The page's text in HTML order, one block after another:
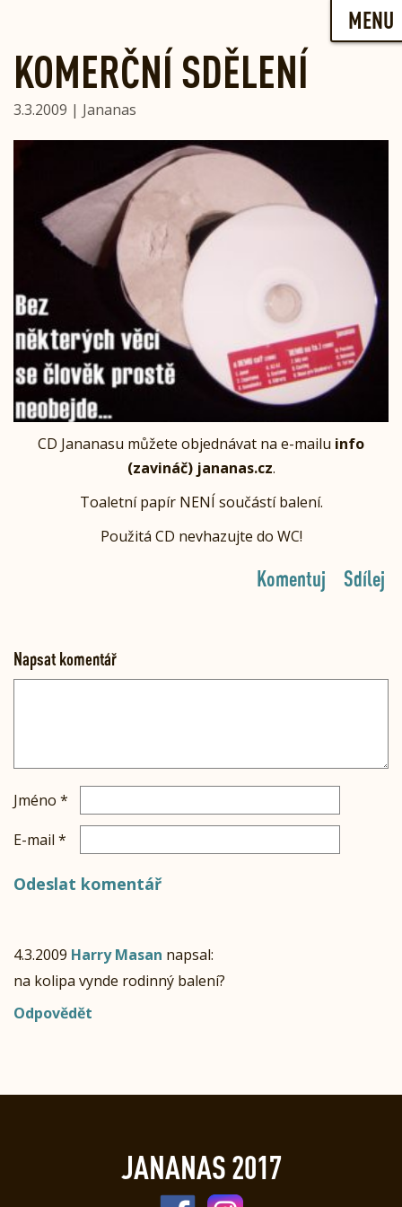
MENU
KOMERČNÍ SDĚLENÍ
3.3.2009 | Jananas
CD Jananasu můžete objednávat na e-mailu info
(zavináč) jananas.cz.
Toaletní papír NENÍ součástí balení.
Použitá CD nevhazujte do WC!
Sdílej
Komentuj
Napsat komentář
Jméno *
E-mail *
4.3.2009 Harry Masan napsal:
na kolipa vynde rodinný balení?
Odpovědět
JANANAS 2017